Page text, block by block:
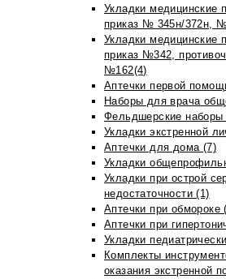
Укладки медицинские
приказ № 345н/372н,
Укладки медицинские
приказ №342,
№162(4)
Аптечки первой
Наборы для врача
Фельдшерские наборы
Укладки экстренной
Аптечки для дома (7)
Укладки
Укладки при острой
недостаточности (1)
Аптечки при обмороке
Аптечки при
Укладки
Комплекты
оказания экстренной